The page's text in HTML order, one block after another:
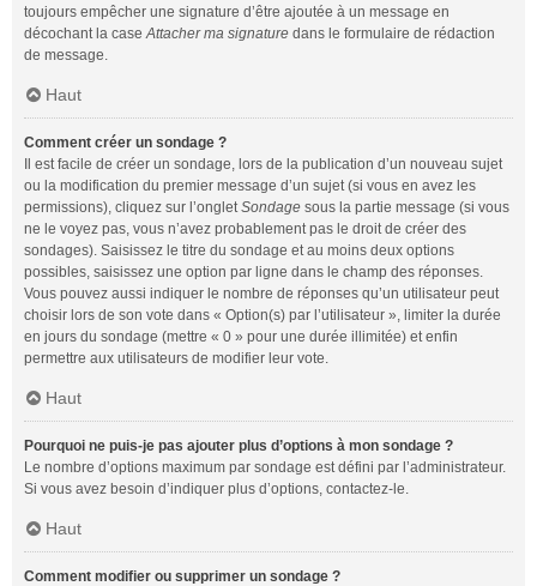
toujours empêcher une signature d’être ajoutée à un message en
décochant la caseAttacher ma signature dans le formulaire de rédaction
de message.
Haut
Comment créer un sondage ?
Il est facile de créer un sondage, lors de la publication d’un nouveau sujet
ou la modification du premier message d’un sujet (si vous en avez les
permissions), cliquez sur l’ongletSondage sous la partie message (si vous
ne le voyez pas, vous n’avez probablement pas le droit de créer des
sondages). Saisissez le titre du sondage et au moins deux options
possibles, saisissez une option par ligne dans le champ des réponses.
Vous pouvez aussi indiquer le nombre de réponses qu’un utilisateur peut
choisir lors de son vote dans « Option(s) par l’utilisateur », limiter la durée
en jours du sondage (mettre « 0 » pour une durée illimitée) et enfin
permettre aux utilisateurs de modifier leur vote.
Haut
Pourquoi ne puis-je pas ajouter plus d’options à mon sondage ?
Le nombre d’options maximum par sondage est défini par l’administrateur.
Si vous avez besoin d’indiquer plus d’options, contactez-le.
Haut
Comment modifier ou supprimer un sondage ?